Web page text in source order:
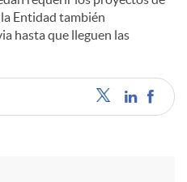
Entidad también
hasta que lleguen las